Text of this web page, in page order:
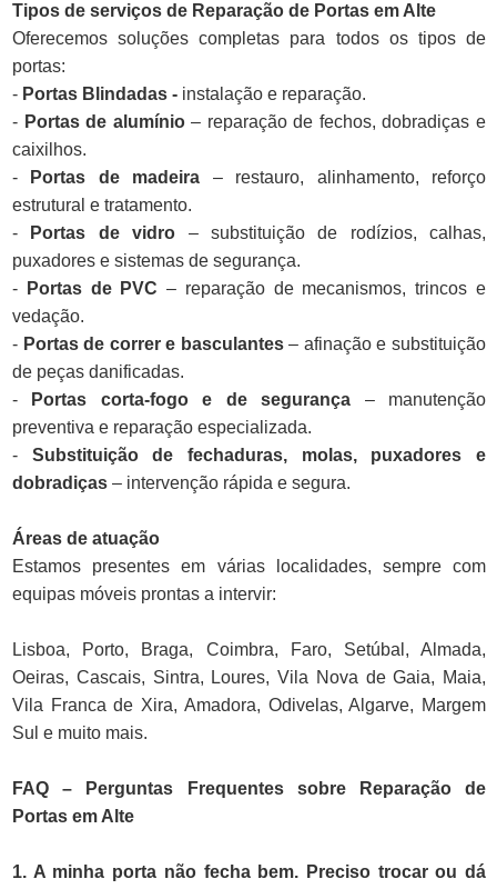
Tipos de serviços de Reparação de Portas em Alte
Oferecemos soluções completas para todos os tipos de
portas:
- Portas Blindadas - instalação e reparação.
- Portas de alumínio– reparação de fechos, dobradiças e
caixilhos.
-
Portas de madeira – restauro, alinhamento, reforço
estrutural e tratamento.
-
Portas de vidro – substituição de rodízios, calhas,
puxadores e sistemas de segurança.
-
Portas de PVC – reparação de mecanismos, trincos e
vedação.
- Portas de correr e basculantes– afinação e substituição
de peças danificadas.
-
Portas corta-fogo e de segurança – manutenção
preventiva e reparação especializada.
- Substituição de fechaduras, molas, puxadores e
dobradiças – intervenção rápida e segura.
Áreas de atuação
Estamos presentes em várias localidades, sempre com
equipas móveis prontas a intervir:
Lisboa, Porto, Braga, Coimbra, Faro, Setúbal, Almada,
Oeiras, Cascais, Sintra, Loures, Vila Nova de Gaia, Maia,
Vila Franca de Xira, Amadora, Odivelas, Algarve, Margem
Sul e muito mais.
FAQ – Perguntas Frequentes sobre Reparação de
Portas em Alte
1. A minha porta não fecha bem. Preciso trocar ou dá